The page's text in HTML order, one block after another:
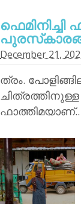
December 21,
ത്രം.
ചിത്രത്തിനുള്ള